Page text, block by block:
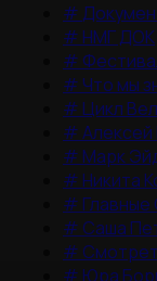
#
# НМГ ДОК
#
# Что мы
# Цикл
#Алексей
# Марк
# Никита
#
# Саша
#
# Юра